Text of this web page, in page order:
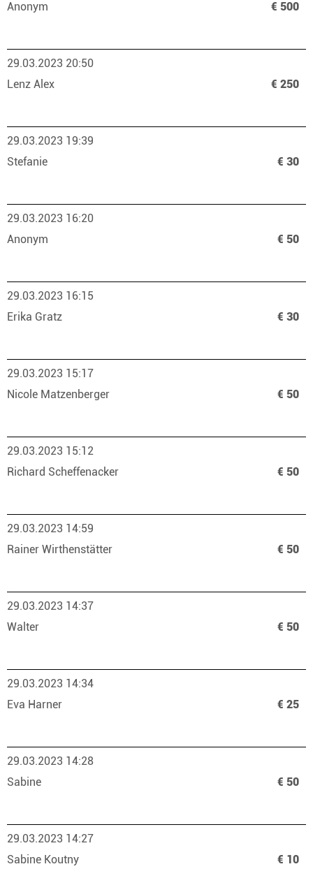
Anonym € 500
29.03.2023 20:50
Lenz Alex
€ 250
29.03.2023 19:39
Stefanie
€ 30
29.03.2023 16:20
Anonym
€ 50
29.03.2023 16:15
Erika Gratz
€ 30
29.03.2023 15:17
Nicole Matzenberger
€ 50
29.03.2023 15:12
Richard Scheffenacker
€ 50
29.03.2023 14:59
Rainer Wirthenstätter
€ 50
29.03.2023 14:37
Walter
€ 50
29.03.2023 14:34
Eva Harner
€ 25
29.03.2023 14:28
Sabine
€ 50
29.03.2023 14:27
Sabine Koutny
€ 10